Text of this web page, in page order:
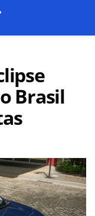
Brasil